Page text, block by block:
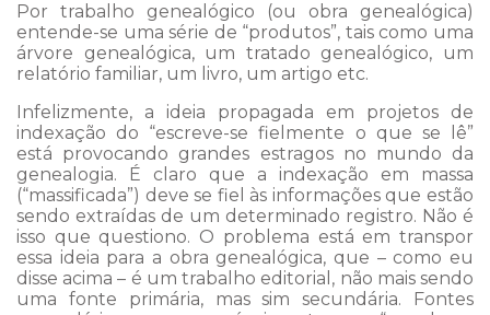
Por trabalho genealógico (ou obra genealógica)
entende-se uma série de “produtos”, tais como uma
árvore genealógica, um tratado genealógico, um
relatório familiar, um livro, um artigo etc.
Infelizmente, a ideia propagada em projetos de
indexação do “escreve-se fielmente o que se lê”
está provocando grandes estragos no mundo da
genealogia. É claro que a indexação em massa
(“massificada”) deve se fiel às informações que estão
sendo extraídas de um determinado registro. Não é
isso que questiono. O problema está em transpor
essa ideia para a obra genealógica, que – como eu
disse acima – é um trabalho editorial, não mais sendo
uma fonte primária, mas sim secundária. Fontes